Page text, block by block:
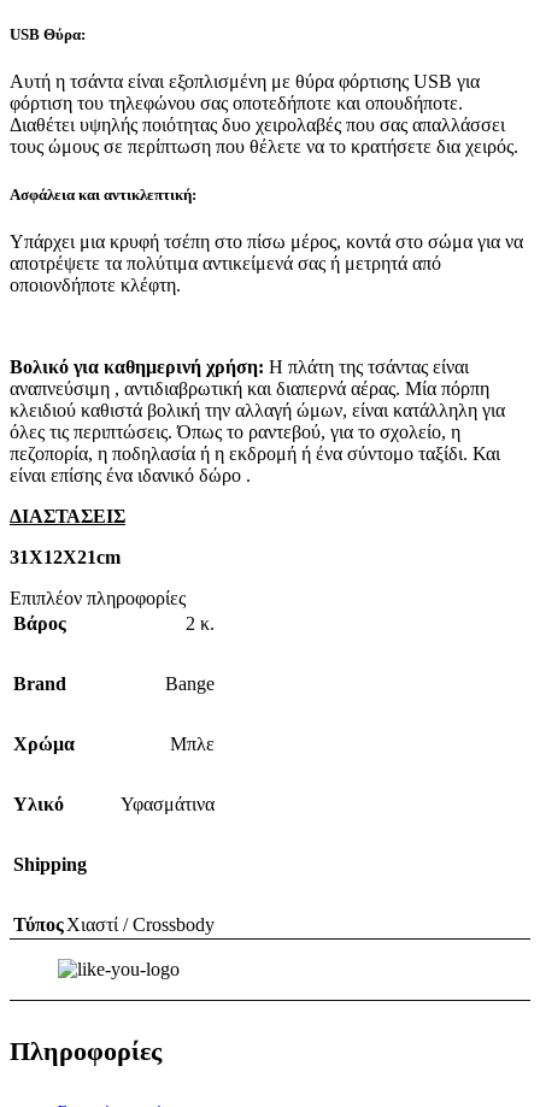
USB Θύρα:
Αυτή η τσάντα είναι εξοπλισμένη με θύρα φόρτισης USB για
φόρτιση του τηλεφώνου σας οποτεδήποτε και οπουδήποτε.
Διαθέτει υψηλής ποιότητας δυο χειρολαβές που σας απαλλάσσει
τους ώμους σε περίπτωση που θέλετε να το κρατήσετε δια χειρός.
Ασφάλεια και αντικλεπτική:
Υπάρχει μια κρυφή τσέπη στο πίσω μέρος, κοντά στο σώμα για να
αποτρέψετε τα πολύτιμα αντικείμενά σας ή μετρητά από
οποιονδήποτε κλέφτη.
Βολικό για καθημερινή χρήση: Η πλάτη της τσάντας είναι
αναπνεύσιμη , αντιδιαβρωτική και διαπερνά αέρας. Μία πόρπη
κλειδιού καθιστά βολική την αλλαγή ώμων, είναι κατάλληλη για
όλες τις περιπτώσεις. Όπως το ραντεβού, για το σχολείο, η
πεζοπορία, η ποδηλασία ή η εκδρομή ή ένα σύντομο ταξίδι. Και
είναι επίσης ένα ιδανικό δώρο .
ΔΙΑΣΤΑΣΕΙΣ
31Χ12Χ21cm
Επιπλέον πληροφορίες
Βάρος
2 κ.
Brand Bange
Χρώμα Μπλε
Υλικό Υφασμάτινα
Shipping
ΤύποςΧιαστί / Crossbody
Πληροφορίες